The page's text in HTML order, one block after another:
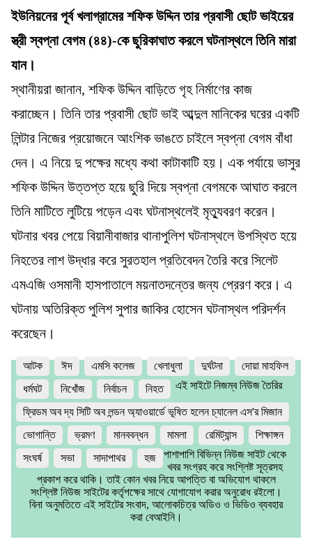
ইউনিয়নের পূর্ব খলাগ্রামের শফিক উদ্দিন তার প্রবাসী ছোট ভাইয়ের
স্ত্রী স্বপ্না বেগম (৪৪)-কে ছুরিকাঘাত করলে ঘটনাস্থলে তিনি মারা
যান।
স্থানীয়রা জানান, শফিক উদ্দিন বাড়িতে গৃহ নির্মাণের কাজ
করাচ্ছেন। তিনি তার প্রবাসী ছোট ভাই আব্দুল মানিকের ঘরের একটি
লিন্টার নিজের প্রয়োজনে আংশিক ভাঙতে চাইলে স্বপ্না বেগম বাঁধা
দেন। এ নিয়ে দু পক্ষের মধ্যে কথা কাটাকাটি হয়। এক পর্যায়ে ভাসুর
শফিক উদ্দিন উত্তপ্ত হয়ে ছুরি দিয়ে স্বপ্না বেগমকে আঘাত করলে
তিনি মাটিতে লুটিয়ে পড়েন এবং ঘটনাস্থলেই মৃত্যুবরণ করেন।
ঘটনার খবর পেয়ে বিয়ানীবাজার থানাপুলিশ ঘটনাস্থলে উপস্থিত হয়ে
নিহতের লাশ উদ্ধার করে সুরতহাল প্রতিবেদন তৈরি করে সিলেট
এমএজি ওসমানী হাসপাতালে ময়নাতদন্তের জন্য প্রেরণ করে। এ
ঘটনায় অতিরিক্ত পুলিশ সুপার জাকির হোসেন ঘটনাস্থল পরিদর্শন
করেছেন।
আটক ঈদ এমসি কলেজ খেলাধুলা দুর্ঘটনা
দোয়া মাহফিল
ধর্মঘট
নিখোঁজ নির্বাচন
নিহত
ফ্রিডম অব দ্য সিটি অব লন্ডন অ্যাওয়ার্ডে ভূষিত হলেন চ্যানেল এস'র মিজান
ভোগান্তি
ভ্রমণ মানববন্ধন মামলা রেমিট্যান্স
শিক্ষাঙ্গন
সংঘর্ষ
সভা সাদাপাথর হজ
এই সাইটে নিজম্ব নিউজ তৈরির
পাশাপাশি বিভিন্ন নিউজ সাইট থেকে
খবর সংগ্রহ করে সংশ্লিষ্ট সূত্রসহ
প্রকাশ করে থাকি। তাই কোন খবর নিয়ে আপত্তি বা অভিযোগ থাকলে
সংশ্লিষ্ট নিউজ সাইটের কর্তৃপক্ষের সাথে যোগাযোগ করার অনুরোধ রইলো।
বিনা অনুমতিতে এই সাইটের সংবাদ, আলোকচিত্র অডিও ও ভিডিও ব্যবহার
করা বেআইনি।